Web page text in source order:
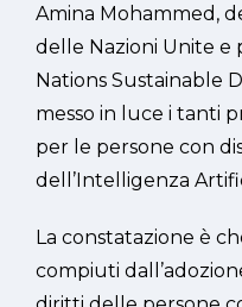
Amina Mohammed,
delle Nazioni Unite e
Nations Sustainable
messo in luce i tanti
per le persone con
dell’Intelligenza
La constatazione è
compiuti